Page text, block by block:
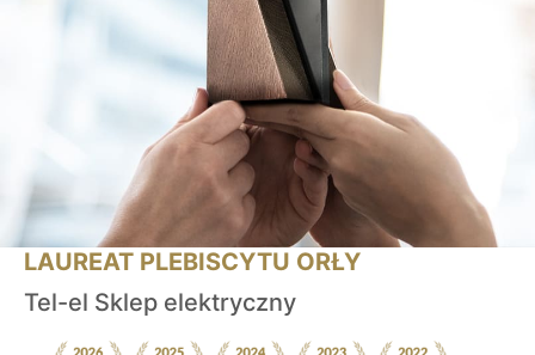
LAUREAT PLEBISCYTU ORŁY
Tel-el Sklep elektryczny